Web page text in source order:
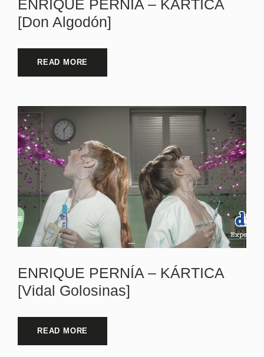
ENRIQUE PERNÍA – KÁRTICA
[Don Algodón]
READ MORE
ENRIQUE PERNÍA – KÁRTICA
[Vidal Golosinas]
READ MORE